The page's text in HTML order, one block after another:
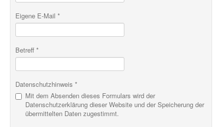
Eigene E-Mail *
Betreff *
Datenschutzhinweis *
Mit dem Absenden dieses Formulars wird der
Datenschutzerklärung dieser Website und der Speicherung der
übermittelten Daten zugestimmt.